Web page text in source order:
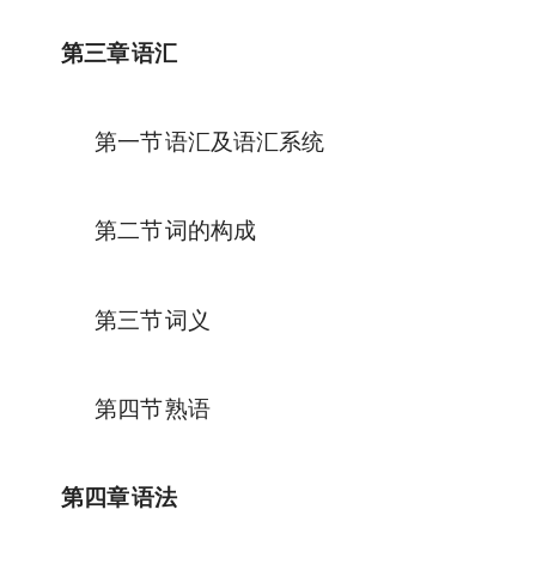
第三章语汇
第一节语汇及语汇系统
第二节词的构成
第三节词义
第四节熟语
第四章语法